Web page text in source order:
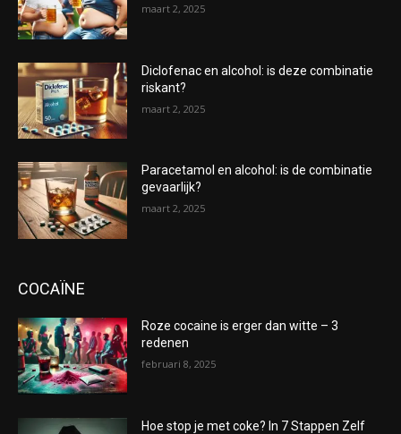
maart 2, 2025
Diclofenac en alcohol: is deze combinatie
riskant?
maart 2, 2025
Paracetamol en alcohol: is de combinatie
gevaarlijk?
maart 2, 2025
COCAÏNE
Roze cocaine is erger dan witte – 3
redenen
februari 8, 2025
Hoe stop je met coke? In 7 Stappen Zelf